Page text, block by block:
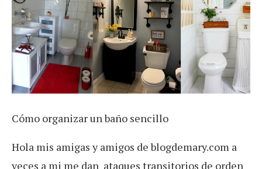
Cómo organizar un baño sencillo
Hola mis amigas y amigos de blogdemary.com a
veces a mi me dan ataques transitorios de orden